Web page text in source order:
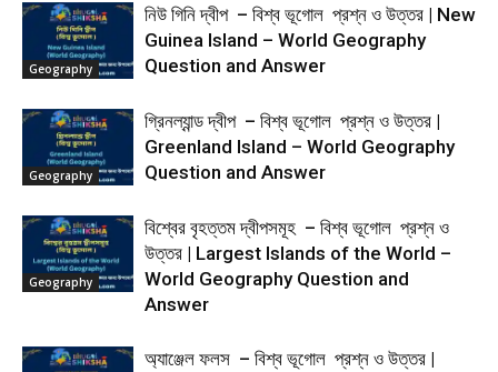
Geography
নিউ গিনি দ্বীপ – বিশ্ব ভূগোল প্রশ্ন ও উত্তর | New
Guinea Island – World Geography
Question and Answer
Geography
গ্রিনল্যান্ড দ্বীপ – বিশ্ব ভূগোল প্রশ্ন ও উত্তর |
Greenland Island – World Geography
Question and Answer
Geography
বিশ্বের বৃহত্তম দ্বীপসমূহ – বিশ্ব ভূগোল প্রশ্ন ও
উত্তর | Largest Islands of the World –
World Geography Question and
Answer
অ্যাঞ্জেল ফলস – বিশ্ব ভূগোল প্রশ্ন ও উত্তর |